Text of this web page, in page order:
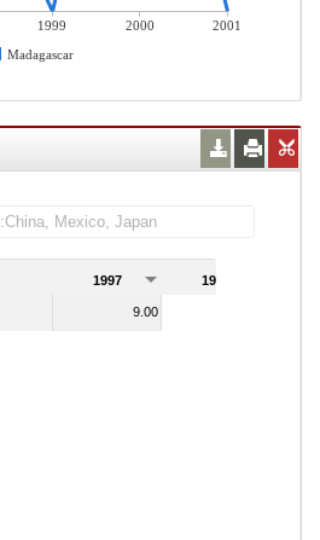
1999 2000
2001
Madagascar
1997 1998
9.00